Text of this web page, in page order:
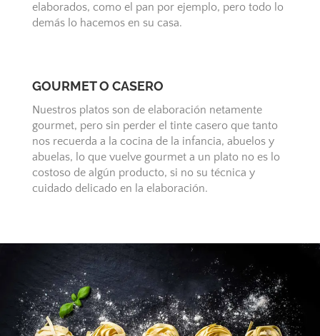
elaborados, como el pan por ejemplo, pero todo lo
demás lo hacemos en su casa.
GOURMET O CASERO
Nuestros platos son de elaboración netamente
gourmet, pero sin perder el tinte casero que tanto
nos recuerda a la cocina de la infancia, abuelos y
abuelas, lo que vuelve gourmet a un plato no es lo
costoso de algún producto, si no su técnica y
cuidado delicado en la elaboración.